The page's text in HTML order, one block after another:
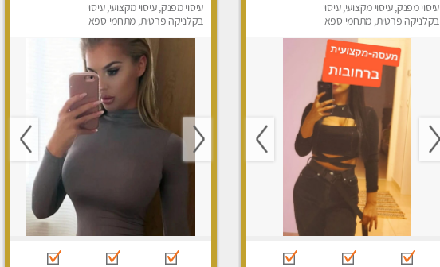
עיסוי מפנק, עיסוי מקצועי, עיסוי
בקלניקה פרטית, מתחמי ספא
עיסוי מפנק, עיסוי מקצועי, עיסוי
בקלניקה פרטית, מתחמי ספא